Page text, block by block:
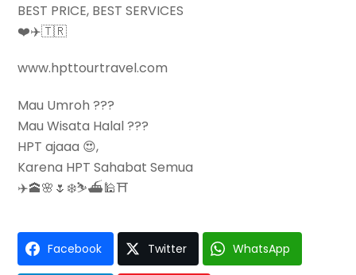
BEST PRICE, BEST SERVICES
❤️✈️🇹🇷
www.hpttourtravel.com
Mau Umroh ???
Mau Wisata Halal ???
HPT ajaaa 😍,
Karena HPT Sahabat Semua
✈️🕋🌸🌷❄️⛷⛴🕌⛩
Facebook Twitter WhatsApp